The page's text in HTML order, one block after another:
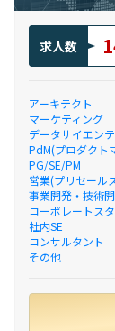
求人数
アーキテクト
マーケティング
データサイエン
PdM(プロダクト
PG/SE/PM
営業(プリセール
事業開発・技術
コーポレートス
社内SE
コンサルタント
その他